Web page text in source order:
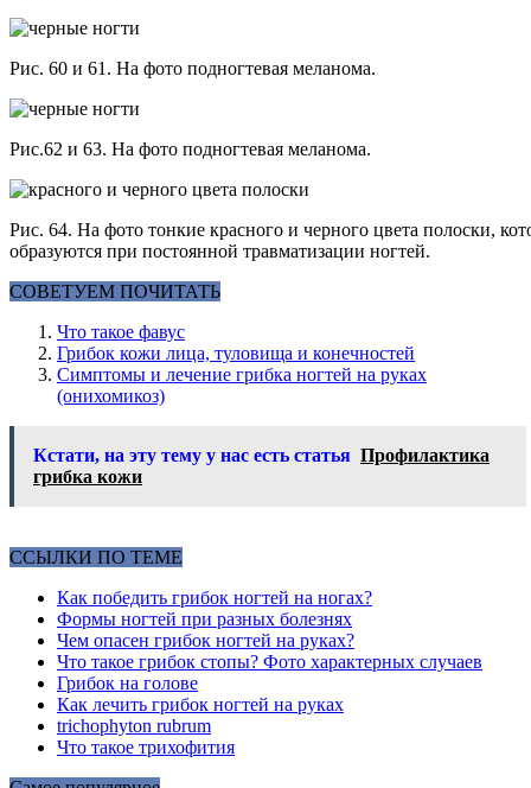
Рис. 60 и 61. На фото подногтевая меланома.
Рис.62 и 63. На фото подногтевая меланома.
Рис. 64. На фото тонкие красного и черного цвета полоски,
образуются при постоянной травматизации ногтей.
СОВЕТУЕМ ПОЧИТАТЬ
Что такое фавус
Грибок кожи лица, туловища и конечностей
Симптомы и лечение грибка ногтей на руках
(онихомикоз)
Кстати, на эту тему у нас есть статья Профилактика
грибка кожи
ССЫЛКИ ПО ТЕМЕ
Как победить грибок ногтей на ногах?
Формы ногтей при разных болезнях
Чем опасен грибок ногтей на руках?
Что такое грибок стопы? Фото характерных случаев
Грибок на голове
Как лечить грибок ногтей на руках
trichophyton rubrum
Что такое трихофития